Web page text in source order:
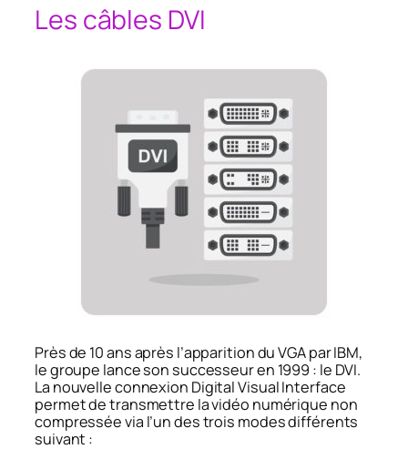
Les câbles DVI
Près de 10 ans après l’apparition du VGA par IBM,
le groupe lance son successeur en 1999 : le DVI.
La nouvelle connexion Digital Visual Interface
permet de transmettre la vidéo numérique non
compressée via l’un des trois modes différents
suivant :